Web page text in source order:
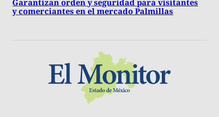
Garantizan orden y seguridad para visitantes
y comerciantes en el mercado Palmillas